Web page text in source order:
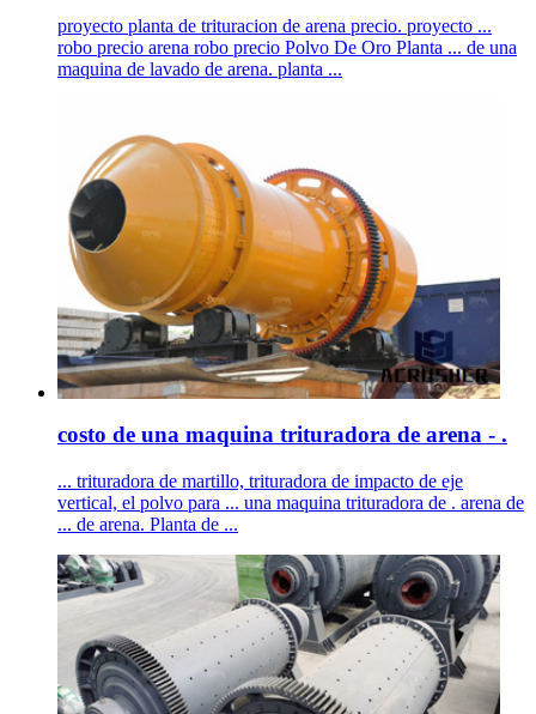
proyecto planta de trituracion de arena precio. proyecto ...
robo precio arena robo precio Polvo De Oro Planta ... de una
maquina de lavado de arena. planta ...
costo de una maquina trituradora de arena - .
... trituradora de martillo, trituradora de impacto de eje
vertical, el polvo para ... una maquina trituradora de . arena de
... de arena. Planta de ...